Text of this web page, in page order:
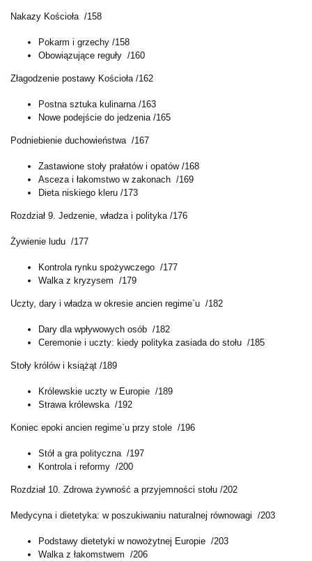
Nakazy Kościoła /158
Pokarm i grzechy /158
Obowiązujące reguły /160
Złagodzenie postawy Kościoła /162
Postna sztuka kulinarna /163
Nowe podejście do jedzenia /165
Podniebienie duchowieństwa /167
Zastawione stoły prałatów i opatów /168
Asceza i łakomstwo w zakonach /169
Dieta niskiego kleru /173
Rozdział 9. Jedzenie, władza i polityka /176
Żywienie ludu /177
Kontrola rynku spożywczego /177
Walka z kryzysem /179
Uczty, dary i władza w okresie ancien regime`u /182
Dary dla wpływowych osób /182
Ceremonie i uczty: kiedy polityka zasiada do stołu /185
Stoły królów i książąt /189
Królewskie uczty w Europie /189
Strawa królewska /192
Koniec epoki ancien regime`u przy stole /196
Stół a gra polityczna /197
Kontrola i reformy /200
Rozdział 10. Zdrowa żywność a przyjemności stołu /202
Medycyna i dietetyka: w poszukiwaniu naturalnej równowagi /203
Podstawy dietetyki w nowożytnej Europie /203
Walka z łakomstwem /206